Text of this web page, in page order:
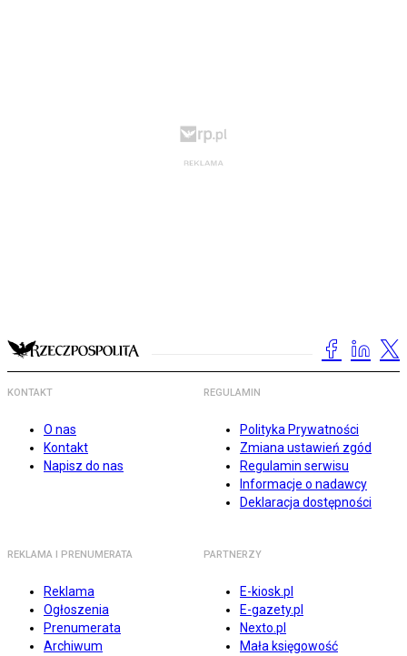
KONTAKT
O nas
Kontakt
Napisz do nas
REGULAMIN
Polityka Prywatności
Zmiana ustawień zgód
Regulamin serwisu
Informacje o nadawcy
Deklaracja dostępności
REKLAMA I PRENUMERATA
Reklama
Ogłoszenia
Prenumerata
Archiwum
PARTNERZY
E-kiosk.pl
E-gazety.pl
Nexto.pl
Mała księgowość